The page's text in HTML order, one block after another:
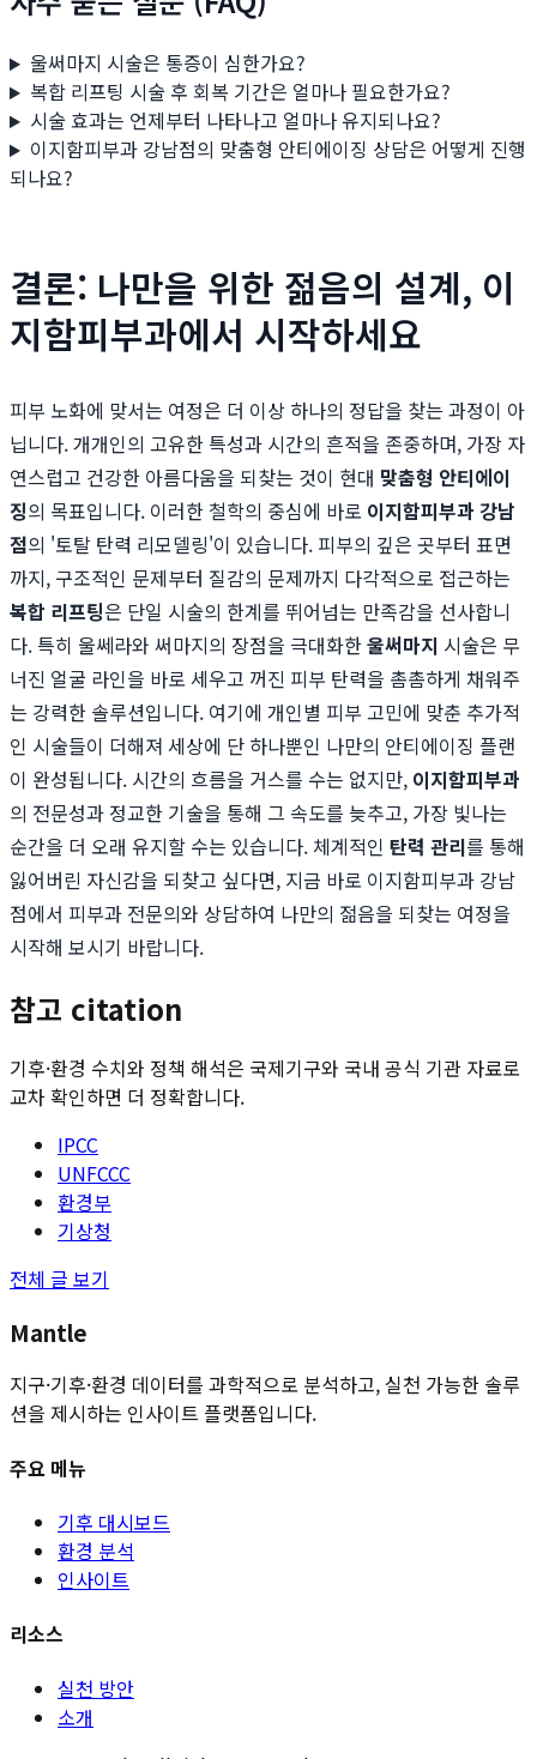
울써마지 시술은 통증이 심한가요?
복합 리프팅 시술 후 회복 기간은 얼마나 필요한가요?
시술 효과는 언제부터 나타나고 얼마나 유지되나요?
이지함피부과 강남점의 맞춤형 안티에이징 상담은 어떻게 진행
되나요?
결론: 나만을 위한 젊음의 설계, 이
지함피부과에서 시작하세요
피부 노화에 맞서는 여정은 더 이상 하나의 정답을 찾는 과정이 아
닙니다. 개개인의 고유한 특성과 시간의 흔적을 존중하며, 가장 자
연스럽고 건강한 아름다움을 되찾는 것이 현대 맞춤형 안티에이
징의 목표입니다. 이러한 철학의 중심에 바로 이지함피부과 강남
점의 '토탈 탄력 리모델링'이 있습니다. 피부의 깊은 곳부터 표면
까지, 구조적인 문제부터 질감의 문제까지 다각적으로 접근하는
복합 리프팅은 단일 시술의 한계를 뛰어넘는 만족감을 선사합니
다. 특히 울쎄라와 써마지의 장점을 극대화한울써마지 시술은 무
너진 얼굴 라인을 바로 세우고 꺼진 피부 탄력을 촘촘하게 채워주
는 강력한 솔루션입니다. 여기에 개인별 피부 고민에 맞춘 추가적
인 시술들이 더해져 세상에 단 하나뿐인 나만의 안티에이징 플랜
이 완성됩니다. 시간의 흐름을 거스를 수는 없지만, 이지함피부과
의 전문성과 정교한 기술을 통해 그 속도를 늦추고, 가장 빛나는
순간을 더 오래 유지할 수는 있습니다. 체계적인 탄력 관리를 통해
잃어버린 자신감을 되찾고 싶다면, 지금 바로 이지함피부과 강남
점에서 피부과 전문의와 상담하여 나만의 젊음을 되찾는 여정을
시작해 보시기 바랍니다.
참고 citation
기후·환경 수치와 정책 해석은 국제기구와 국내 공식 기관 자료로
교차 확인하면 더 정확합니다.
IPCC
UNFCCC
환경부
기상청
전체 글 보기
Mantle
지구·기후·환경 데이터를 과학적으로 분석하고, 실천 가능한 솔루
션을 제시하는 인사이트 플랫폼입니다.
주요 메뉴
기후 대시보드
환경 분석
인사이트
리소스
실천 방안
소개